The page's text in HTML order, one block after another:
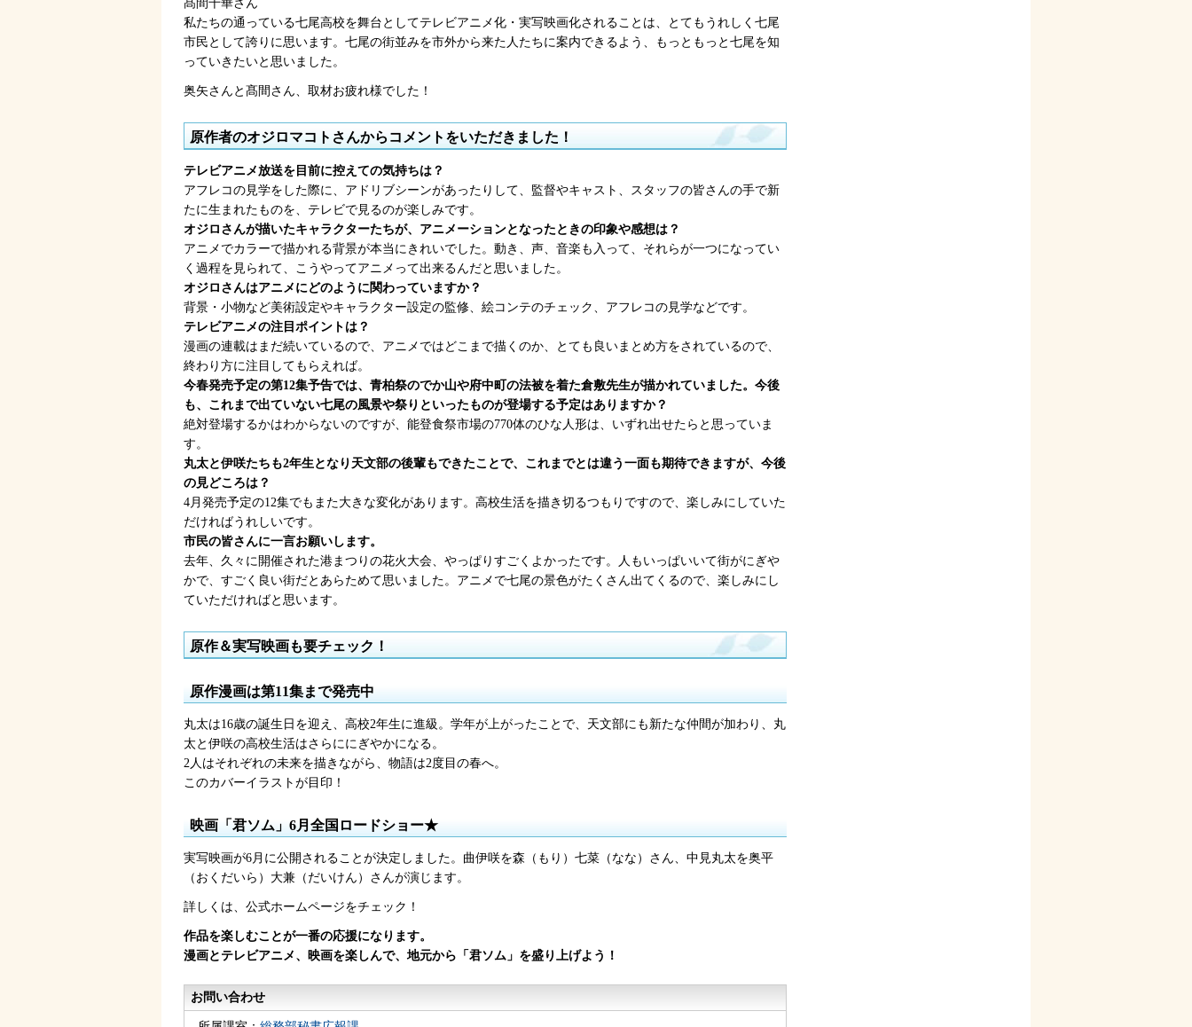
髙間千華さん
私たちの通っている七尾高校を舞台としてテレビアニメ化・実写映画化されることは、とてもうれしく七尾
市民として誇りに思います。七尾の街並みを市外から来た人たちに案内できるよう、もっともっと七尾を知
っていきたいと思いました。
奥矢さんと髙間さん、取材お疲れ様でした！
原作者のオジロマコトさんからコメントをいただきました！
テレビアニメ放送を目前に控えての気持ちは？
アフレコの見学をした際に、アドリブシーンがあったりして、監督やキャスト、スタッフの皆さんの手で新
たに生まれたものを、テレビで見るのが楽しみです。
オジロさんが描いたキャラクターたちが、アニメーションとなったときの印象や感想は？
アニメでカラーで描かれる背景が本当にきれいでした。動き、声、音楽も入って、それらが一つになってい
く過程を見られて、こうやってアニメって出来るんだと思いました。
オジロさんはアニメにどのように関わっていますか？
背景・小物など美術設定やキャラクター設定の監修、絵コンテのチェック、アフレコの見学などです。
テレビアニメの注目ポイントは？
漫画の連載はまだ続いているので、アニメではどこまで描くのか、とても良いまとめ方をされているので、
終わり方に注目してもらえれば。
今春発売予定の第12集予告では、青柏祭のでか山や府中町の法被を着た倉敷先生が描かれていました。今後
も、これまで出ていない七尾の風景や祭りといったものが登場する予定はありますか？
絶対登場するかはわからないのですが、能登食祭市場の770体のひな人形は、いずれ出せたらと思っていま
す。
丸太と伊咲たちも2年生となり天文部の後輩もできたことで、これまでとは違う一面も期待できますが、今後
の見どころは？
4月発売予定の12集でもまた大きな変化があります。高校生活を描き切るつもりですので、楽しみにしていた
だければうれしいです。
市民の皆さんに一言お願いします。
去年、久々に開催された港まつりの花火大会、やっぱりすごくよかったです。人もいっぱいいて街がにぎや
かで、すごく良い街だとあらためて思いました。アニメで七尾の景色がたくさん出てくるので、楽しみにし
ていただければと思います。
原作＆実写映画も要チェック！
原作漫画は第11集まで発売中
丸太は16歳の誕生日を迎え、高校2年生に進級。学年が上がったことで、天文部にも新たな仲間が加わり、丸
太と伊咲の高校生活はさらににぎやかになる。
2人はそれぞれの未来を描きながら、物語は2度目の春へ。
このカバーイラストが目印！
映画「君ソム」6月全国ロードショー★
実写映画が6月に公開されることが決定しました。曲伊咲を森（もり）七菜（なな）さん、中見丸太を奥平
（おくだいら）大兼（だいけん）さんが演じます。
詳しくは、公式ホームページをチェック！
作品を楽しむことが一番の応援になります。
漫画とテレビアニメ、映画を楽しんで、地元から「君ソム」を盛り上げよう！
お問い合わせ